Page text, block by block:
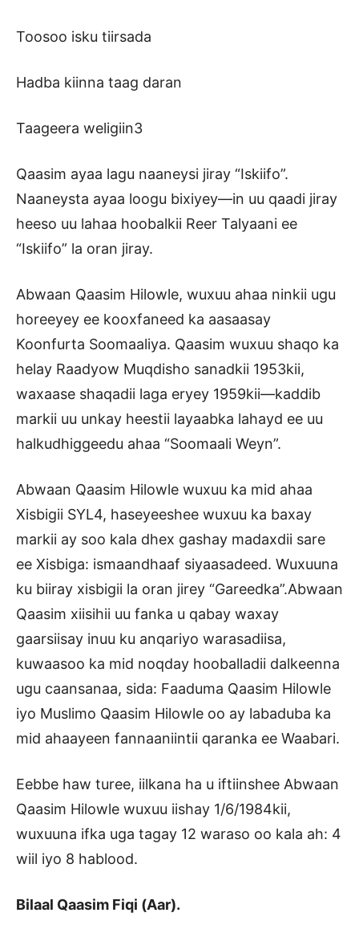
Toosoo isku tiirsada
Hadba kiinna taag daran
Taageera weligiin3
Qaasim ayaa lagu naaneysi jiray “Iskiifo”.
Naaneysta ayaa loogu bixiyey—in uu qaadi jiray
heeso uu lahaa hoobalkii Reer Talyaani ee
“Iskiifo” la oran jiray.
Abwaan Qaasim Hilowle, wuxuu ahaa ninkii ugu
horeeyey ee kooxfaneed ka aasaasay
Koonfurta Soomaaliya. Qaasim wuxuu shaqo ka
helay Raadyow Muqdisho sanadkii 1953kii,
waxaase shaqadii laga eryey 1959kii—kaddib
markii uu unkay heestii layaabka lahayd ee uu
halkudhiggeedu ahaa “Soomaali Weyn”.
Abwaan Qaasim Hilowle wuxuu ka mid ahaa
Xisbigii SYL4, haseyeeshee wuxuu ka baxay
markii ay soo kala dhex gashay madaxdii sare
ee Xisbiga: ismaandhaaf siyaasadeed. Wuxuuna
ku biiray xisbigii la oran jirey “Gareedka”.Abwaan
Qaasim xiisihii uu fanka u qabay waxay
gaarsiisay inuu ku anqariyo warasadiisa,
kuwaasoo ka mid noqday hooballadii dalkeenna
ugu caansanaa, sida: Faaduma Qaasim Hilowle
iyo Muslimo Qaasim Hilowle oo ay labaduba ka
mid ahaayeen fannaaniintii qaranka ee Waabari.
Eebbe haw turee, iilkana ha u iftiinshee Abwaan
Qaasim Hilowle wuxuu iishay 1/6/1984kii,
wuxuuna ifka uga tagay 12 waraso oo kala ah: 4
wiil iyo 8 hablood.
Bilaal Qaasim Fiqi (Aar).